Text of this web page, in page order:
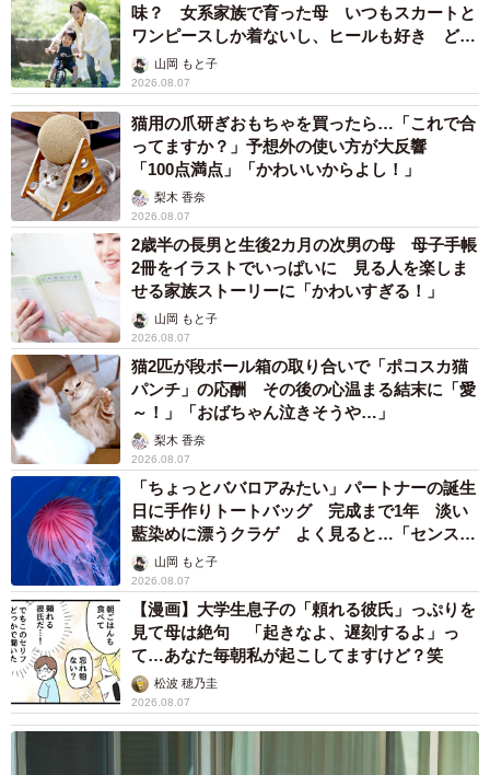
味？ 女系家族で育った母 いつもスカートと
ワンピースしか着ないし、ヒールも好き どの
へんが…
山岡 もと子
2026.08.07
猫用の爪研ぎおもちゃを買ったら…「これで合
ってますか？」予想外の使い方が大反響
「100点満点」「かわいいからよし！」
梨木 香奈
2026.08.07
2歳半の長男と生後2カ月の次男の母 母子手帳
2冊をイラストでいっぱいに 見る人を楽しま
せる家族ストーリーに「かわいすぎる！」
山岡 もと子
2026.08.07
猫2匹が段ボール箱の取り合いで「ポコスカ猫
パンチ」の応酬 その後の心温まる結末に「愛
～！」「おばちゃん泣きそうや…」
梨木 香奈
2026.08.07
「ちょっとババロアみたい」パートナーの誕生
日に手作りトートバッグ 完成まで1年 淡い
藍染めに漂うクラゲ よく見ると…「センスす
ごい」山岡 もと子
2026.08.07
【漫画】大学生息子の「頼れる彼氏」っぷりを
見て母は絶句 「起きなよ、遅刻するよ」っ
て…あなた毎朝私が起こしてますけど？笑
松波 穂乃圭
2026.08.07